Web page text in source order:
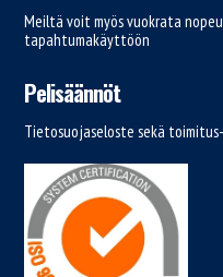
Meiltä voit myös vuokrata
tapahtumakäyttöön
Pelisäännöt
Tietosuojaseloste sekä